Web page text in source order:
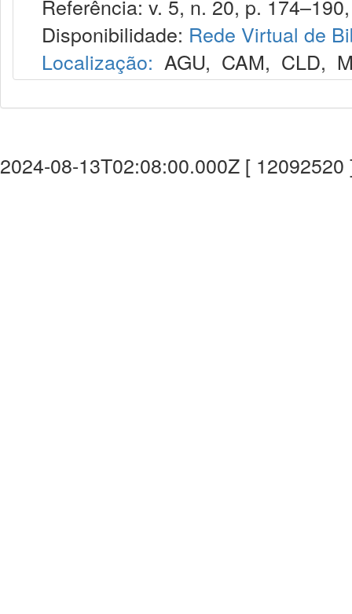
Referência: v. 5, n. 20, p.
Disponibilidade: Rede Virtual de
Localização: AGU, CAM, CLD,
2024-08-13T02:08:00.000Z [ 12092520